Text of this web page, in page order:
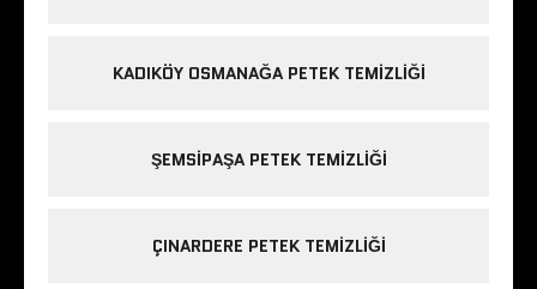
KADIKÖY OSMANAĞA PETEK TEMIZLIĞI
ŞEMSIPAŞA PETEK TEMIZLIĞI
ÇINARDERE PETEK TEMIZLIĞI